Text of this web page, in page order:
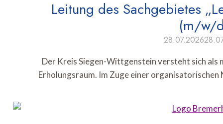
Leitung des Sachgebietes
(m/w/
28.07.2026
Der Kreis Siegen-Wittgenstein versteht sich als
Erholungsraum. Im Zuge einer